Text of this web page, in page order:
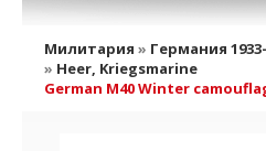
Милитария » Германия
» Heer, Kriegsmarine
German M40 Winter